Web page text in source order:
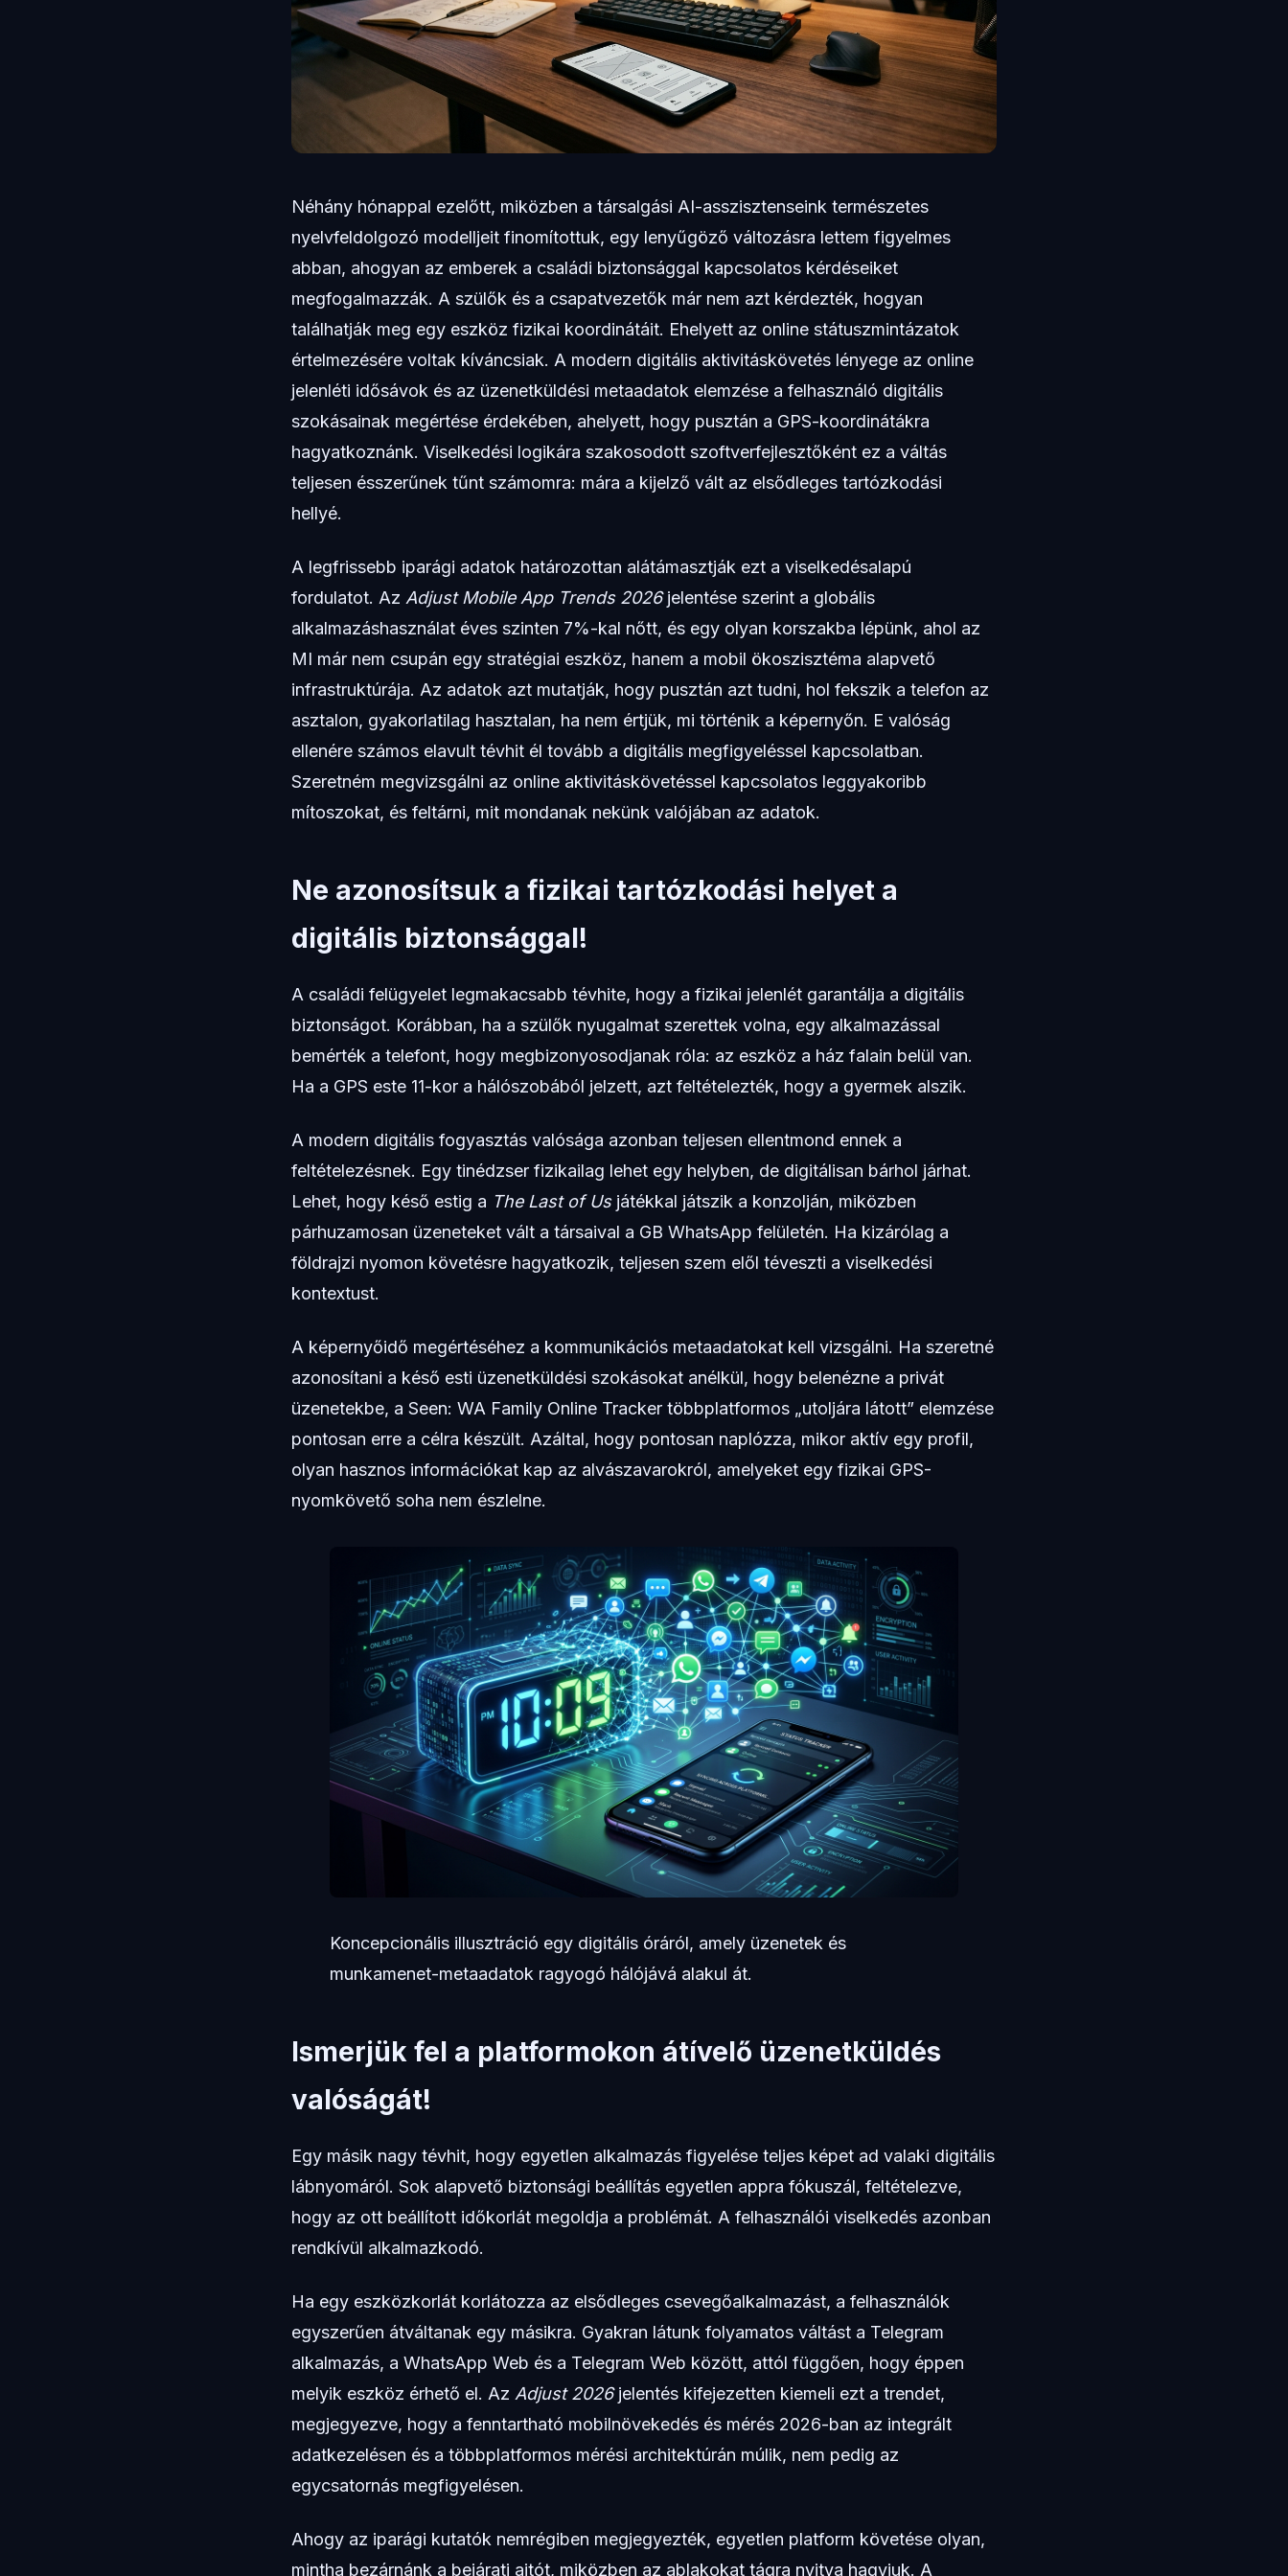
Néhány hónappal ezelőtt, miközben a társalgási AI-asszisztenseink természetes
nyelvfeldolgozó modelljeit finomítottuk, egy lenyűgöző változásra lettem figyelmes
abban, ahogyan az emberek a családi biztonsággal kapcsolatos kérdéseiket
megfogalmazzák. A szülők és a csapatvezetők már nem azt kérdezték, hogyan
találhatják meg egy eszköz fizikai koordinátáit. Ehelyett az online státuszmintázatok
értelmezésére voltak kíváncsiak. A modern digitális aktivitáskövetés lényege az online
jelenléti idősávok és az üzenetküldési metaadatok elemzése a felhasználó digitális
szokásainak megértése érdekében, ahelyett, hogy pusztán a GPS-koordinátákra
hagyatkoznánk. Viselkedési logikára szakosodott szoftverfejlesztőként ez a váltás
teljesen ésszerűnek tűnt számomra: mára a kijelző vált az elsődleges tartózkodási
hellyé.
A legfrissebb iparági adatok határozottan alátámasztják ezt a viselkedésalapú
fordulatot. Az Adjust Mobile App Trends 2026jelentése szerint a globális
alkalmazáshasználat éves szinten 7%-kal nőtt, és egy olyan korszakba lépünk, ahol az
MI már nem csupán egy stratégiai eszköz, hanem a mobil ökoszisztéma alapvető
infrastruktúrája. Az adatok azt mutatják, hogy pusztán azt tudni, hol fekszik a telefon az
asztalon, gyakorlatilag hasztalan, ha nem értjük, mi történik a képernyőn. E valóság
ellenére számos elavult tévhit él tovább a digitális megfigyeléssel kapcsolatban.
Szeretném megvizsgálni az online aktivitáskövetéssel kapcsolatos leggyakoribb
mítoszokat, és feltárni, mit mondanak nekünk valójában az adatok.
Ne azonosítsuk a fizikai tartózkodási helyet a
digitális biztonsággal!
A családi felügyelet legmakacsabb tévhite, hogy a fizikai jelenlét garantálja a digitális
biztonságot. Korábban, ha a szülők nyugalmat szerettek volna, egy alkalmazással
bemérték a telefont, hogy megbizonyosodjanak róla: az eszköz a ház falain belül van.
Ha a GPS este 11-kor a hálószobából jelzett, azt feltételezték, hogy a gyermek alszik.
A modern digitális fogyasztás valósága azonban teljesen ellentmond ennek a
feltételezésnek. Egy tinédzser fizikailag lehet egy helyben, de digitálisan bárhol járhat.
Lehet, hogy késő estig a The Last of Usjátékkal játszik a konzolján, miközben
párhuzamosan üzeneteket vált a társaival a GB WhatsApp felületén. Ha kizárólag a
földrajzi nyomon követésre hagyatkozik, teljesen szem elől téveszti a viselkedési
kontextust.
A képernyőidő megértéséhez a kommunikációs metaadatokat kell vizsgálni. Ha szeretné
azonosítani a késő esti üzenetküldési szokásokat anélkül, hogy belenézne a privát
üzenetekbe, a Seen: WA Family Online Tracker többplatformos „utoljára látott” elemzése
pontosan erre a célra készült. Azáltal, hogy pontosan naplózza, mikor aktív egy profil,
olyan hasznos információkat kap az alvászavarokról, amelyeket egy fizikai GPS-
nyomkövető soha nem észlelne.
Koncepcionális illusztráció egy digitális óráról, amely üzenetek és
munkamenet-metaadatok ragyogó hálójává alakul át.
Ismerjük fel a platformokon átívelő üzenetküldés
valóságát!
Egy másik nagy tévhit, hogy egyetlen alkalmazás figyelése teljes képet ad valaki digitális
lábnyomáról. Sok alapvető biztonsági beállítás egyetlen appra fókuszál, feltételezve,
hogy az ott beállított időkorlát megoldja a problémát. A felhasználói viselkedés azonban
rendkívül alkalmazkodó.
Ha egy eszközkorlát korlátozza az elsődleges csevegőalkalmazást, a felhasználók
egyszerűen átváltanak egy másikra. Gyakran látunk folyamatos váltást a Telegram
alkalmazás, a WhatsApp Web és a Telegram Web között, attól függően, hogy éppen
melyik eszköz érhető el. Az Adjust 2026jelentés kifejezetten kiemeli ezt a trendet,
megjegyezve, hogy a fenntartható mobilnövekedés és mérés 2026-ban az integrált
adatkezelésen és a többplatformos mérési architektúrán múlik, nem pedig az
egycsatornás megfigyelésen.
Ahogy az iparági kutatók nemrégiben megjegyezték, egyetlen platform követése olyan,
mintha bezárnánk a bejárati ajtót, miközben az ablakokat tágra nyitva hagyjuk. A